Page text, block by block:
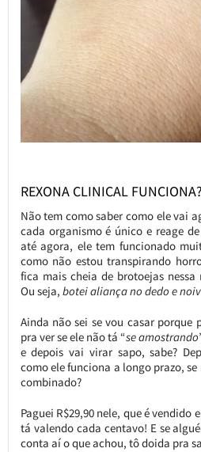
REXONA CLINICAL FUNCIONA?
Não tem como saber como ele vai
cada organismo é único e reage
até agora, ele tem funcionado
como não estou transpirando
fica mais cheia de brotoejas
Ou seja, botei aliança no dedo e
Ainda não sei se vou casar porque
pra ver se ele não tá “se amostrando
e depois vai virar sapo, sabe?
como ele funciona a longo prazo,
combinado?
Paguei R$29,90 nele, que é vendido
tá valendo cada centavo! E se
conta aí o que achou, tô doida pra